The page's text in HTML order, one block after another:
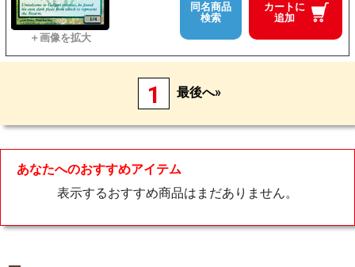
カートに
追加
同名商品
検索
1 最後へ»
あなたへのおすすめアイテム
表示するおすすめ商品はまだありません。